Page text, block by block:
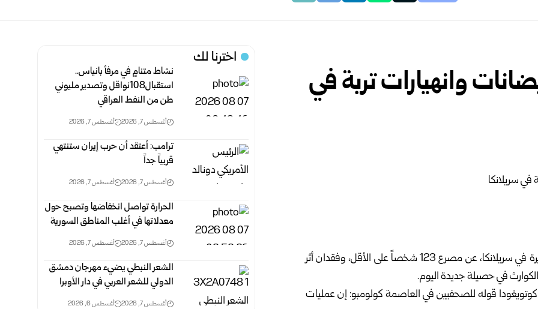
فيضانات وانهيارات تربة في
أسفرت الفيضانات وانهيارات التربة الناجمة عن الأمطار الغزيرة في سريلانكا، عن مصرع 123 شخصاً على الأقل، وفقدان أثر
قوله للصحفيين في العاصمة كولومبو: إن عمليات
اخترنا لك
نشاط متنامٍ في مرفأ بانياس..
استقبال108نواقل وتصدير مليوني
طن من النفط العراقي
أغسطس 7, 2026 أغسطس 7, 2026
ترامب: أعتقد أن حرب إيران ستنتهي
قريباً جداً‏
أغسطس 7, 2026 أغسطس 7, 2026
الحرارة تواصل انخفاضها وتصبح حول
معدلاتها في أغلب المناطق السورية‎ ‎
أغسطس 7, 2026 أغسطس 7, 2026
الشعر النبطي يضيء مهرجان دمشق
الدولي للشعر العربي في دار الأوبرا
أغسطس 7, 2026 أغسطس 6, 2026